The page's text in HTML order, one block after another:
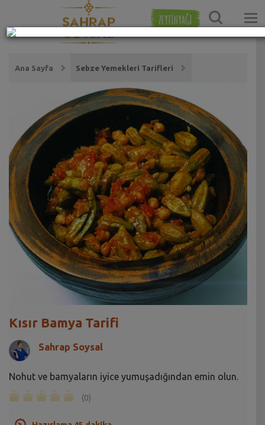
ZEYTİNYAĞI
Ana Sayfa Sebze Yemekleri Tarifleri
Kısır Bamya Tarifi
Sahrap Soysal
Nohut ve bamyaların iyice yumuşadığından emin olun.
(0)